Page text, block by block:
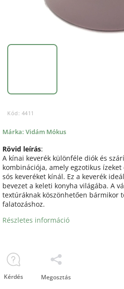
Kód: 4411
Márka: Vidám Mókus
Rövid leírás:
A kínai keverék különféle diók és
kombinációja, amely egzotikus
sós keveréket kínál. Ez a keverék
bevezet a keleti konyha világába. A
textúráknak köszönhetően bármikor
falatozáshoz.
Részletes információ
Kérdés Megosztás